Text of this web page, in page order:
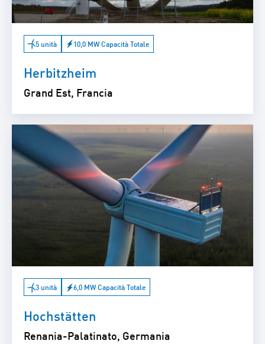
5 unità 10,0 MW Capacità Totale
Herbitzheim
Grand Est, Francia
3 unità 6,0 MW Capacità Totale
Hochstätten
Renania-Palatinato, Germania